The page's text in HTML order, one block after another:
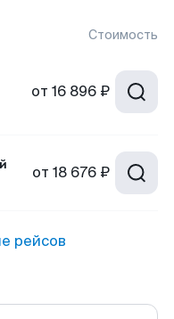
Стоимость
от 16 896 ₽
от 18 676 ₽
рейсов